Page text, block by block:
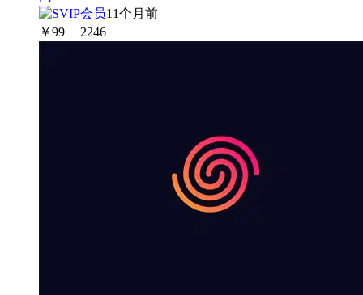
11个月前
￥99 2246